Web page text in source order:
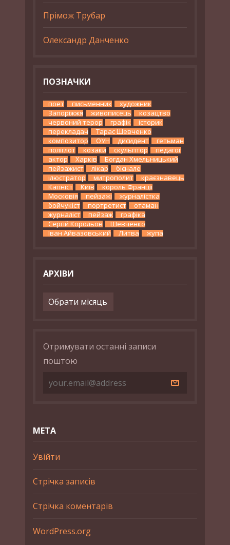
Прімож Трубар
Олександр Данченко
ПОЗНАЧКИ
поет письменник
художник
Запоріжжя
живописець
козацтво
червоний терор
графік
історик
перекладач
Тарас Шевченко
композитор
ОУН дисидент
гетьман
поліглот
козаки скульптор
педагог
актор
Харків
Богдан Хмельницький
пейзажист
лікар
бієнале
ілюстратор
митрополит
краєзнавець
Капніст
Київ
король Франції
Московія
пейзажі
журналістка
бойчукіст
портретист
отаман
журналіст
пейзаж
графіка
Сергій Корольов
Шевченко
Іван Айвазовський
Литва жупа
АРХІВИ
Архіви
Отримувати останні записи
поштою
МЕТА
Увійти
Стрічка записів
Стрічка коментарів
WordPress.org